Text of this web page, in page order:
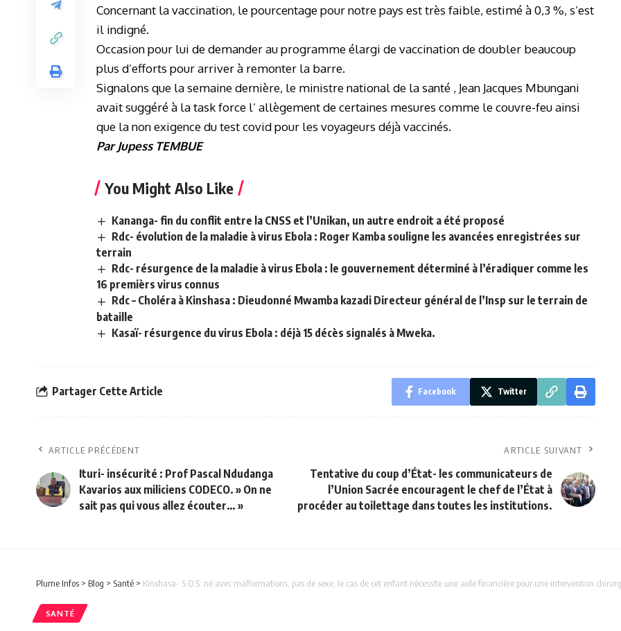
Concernant la vaccination, le pourcentage pour notre pays est très faible, estimé à 0,3 %, s’est
il indigné.
Occasion pour lui de demander au programme élargi de vaccination de doubler beaucoup
plus d’efforts pour arriver à remonter la barre.
Signalons que la semaine dernière, le ministre national de la santé , Jean Jacques Mbungani
avait suggéré à la task force l’ allègement de certaines mesures comme le couvre-feu ainsi
que la non exigence du test covid pour les voyageurs déjà vaccinés.
Par Jupess TEMBUE
You Might Also Like
Kananga- fin du conflit entre la CNSS et l’Unikan, un autre endroit a été proposé
Rdc- évolution de la maladie à virus Ebola : Roger Kamba souligne les avancées enregistrées sur
terrain
Rdc- résurgence de la maladie à virus Ebola : le gouvernement déterminé à l’éradiquer comme les
16 premièrs virus connus
Rdc – Choléra à Kinshasa : Dieudonné Mwamba kazadi Directeur général de l’Insp sur le terrain de
bataille
Kasaï- résurgence du virus Ebola : déjà 15 décès signalés à Mweka.
Partager Cette Article Facebook Twitter
ARTICLE PRÉCÉDENT
Ituri- insécurité : Prof Pascal Ndudanga
Kavarios aux miliciens CODECO. » On ne
sait pas qui vous allez écouter… »
ARTICLE SUIVANT
Tentative du coup d’État- les communicateurs de
l’Union Sacrée encouragent le chef de l’État à
procéder au toilettage dans toutes les institutions.
Plume Infos > Blog > Santé > Kinshasa- S.O.S: né avec malformations, pas de sexe, le cas de cet enfant nécessite une aide financière pour une intervention
SANTÉ